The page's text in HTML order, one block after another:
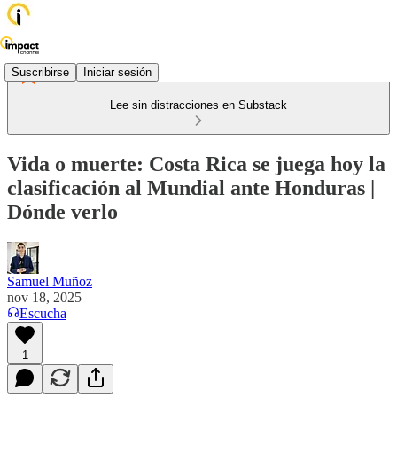
Suscribirse Iniciar sesión
Lee sin distracciones en Substack
Vida o muerte: Costa Rica se juega hoy la
clasificación al Mundial ante Honduras |
Dónde verlo
Samuel Muñoz
nov 18, 2025
Escucha
1